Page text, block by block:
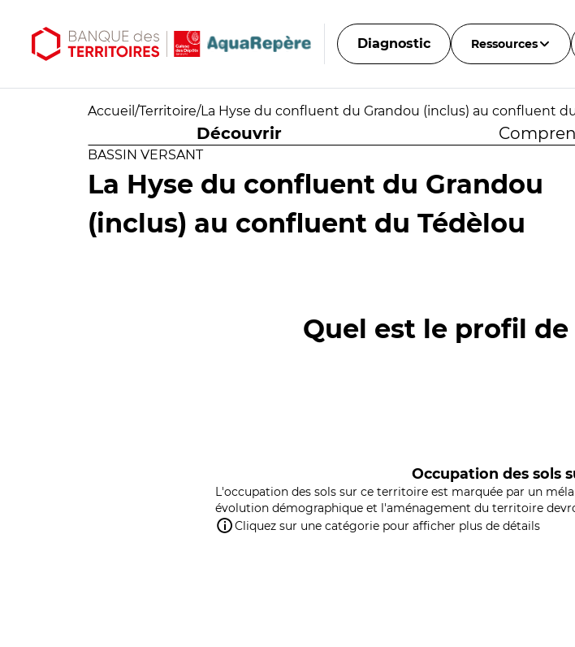
Diagnostic Ressources
Accueil /Territoire/La Hyse du confluent du Grandou (inclus) au confluent
Découvrir
BASSIN VERSANT
La Hyse du confluent du Grandou
(inclus) au confluent du Tédèlou
Quel est le profil
Occupation des sols
L'occupation des sols sur ce territoire est marquée par un
évolution démographique et l'aménagement du territoire
Cliquez sur une catégorie pour afficher plus de détails